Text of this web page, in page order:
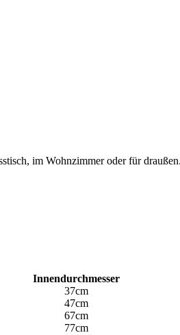
im Wohnzimmer oder für
Innendurchmesser
37cm
47cm
67cm
77cm